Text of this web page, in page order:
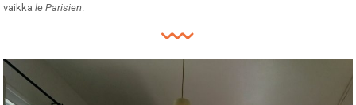
vaikkale Parisien.